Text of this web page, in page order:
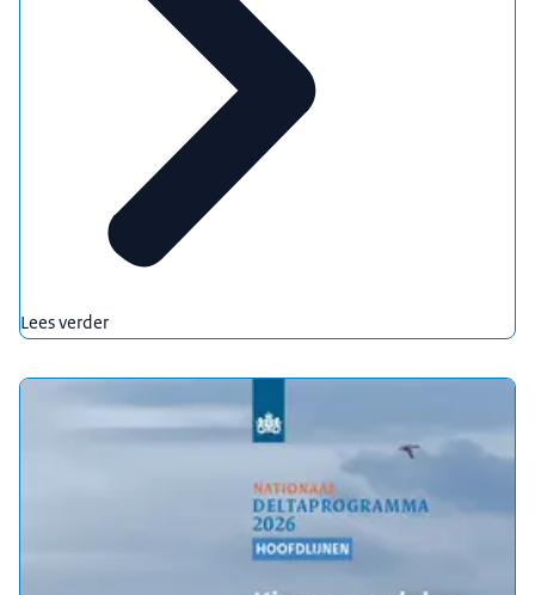
Deltacommissaris – Regie
De koers tot 2050 en verder
Continu signaleren en bijstellen
Jaarlijks rapporteren met prinsjesdag
Zesjaarlijks herijken
Jaarlijks ruim 1 miljard euro beschikbaar
Alles op alles voor een veilige en leefbare delta
www.deltaprogramma.nl
Lees verder